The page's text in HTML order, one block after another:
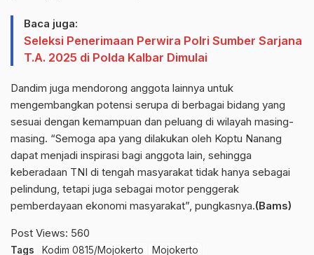
Baca juga:
Seleksi Penerimaan Perwira Polri Sumber Sarjana
T.A. 2025 di Polda Kalbar Dimulai
Dandim juga mendorong anggota lainnya untuk
mengembangkan potensi serupa di berbagai bidang yang
sesuai dengan kemampuan dan peluang di wilayah masing-
masing. “Semoga apa yang dilakukan oleh Koptu Nanang
dapat menjadi inspirasi bagi anggota lain, sehingga
keberadaan TNI di tengah masyarakat tidak hanya sebagai
pelindung, tetapi juga sebagai motor penggerak
pemberdayaan ekonomi masyarakat”, pungkasnya.(Bams)
Post Views: 560
Tags Kodim 0815/Mojokerto Mojokerto